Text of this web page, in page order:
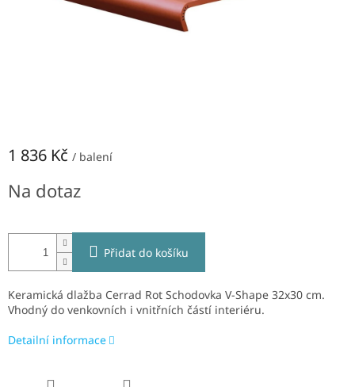
Přihlášení
1 836 Kč / balení
cena:
Na dotaz
Přidat do košíku
Keramická dlažba Cerrad Rot Schodovka V-Shape 32x30 cm.
Vhodný do venkovních i vnitřních částí interiéru.
Detailní informace